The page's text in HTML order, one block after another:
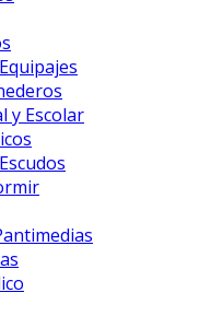
y Escolar